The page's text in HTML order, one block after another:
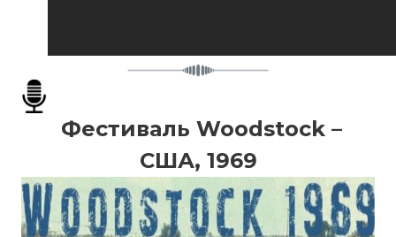
Фестиваль Woodstock –
США, 1969